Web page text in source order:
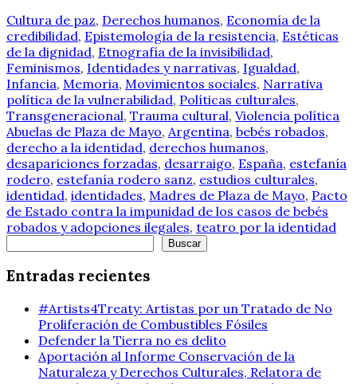
Cultura de paz, Derechos humanos, Economía de la
credibilidad, Epistemología de la resistencia, Estéticas
de la dignidad, Etnografía de la invisibilidad,
Feminismos, Identidades y narrativas, Igualdad,
Infancia, Memoria, Movimientos sociales, Narrativa
política de la vulnerabilidad, Políticas culturales,
Transgeneracional, Trauma cultural, Violencia política
Abuelas de Plaza de Mayo, Argentina, bebés robados,
derecho a la identidad, derechos humanos,
desapariciones forzadas, desarraigo, España, estefanía
rodero, estefanía rodero sanz, estudios culturales,
identidad, identidades, Madres de Plaza de Mayo, Pacto
de Estado contra la impunidad de los casos de bebés
robados y adopciones ilegales, teatro por la identidad
Buscar
Entradas recientes
#Artists4Treaty: Artistas por un Tratado de No
Proliferación de Combustibles Fósiles
Defender la Tierra no es delito
Aportación al Informe Conservación de la
Naturaleza y Derechos Culturales, Relatora de